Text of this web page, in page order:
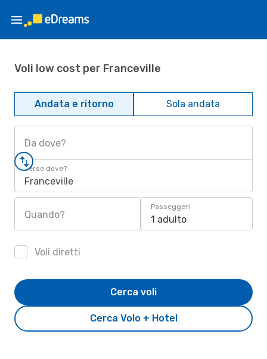
Voli low cost per Franceville
Andata e ritorno Sola andata
Da dove?
Verso dove?
Franceville
Quando?
Passeggeri
1 adulto
Voli diretti
Cerca Volo + Hotel
Cerca voli